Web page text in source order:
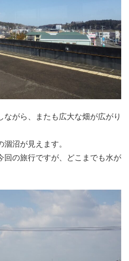
ながら、またも広大な畑が広がり
沼が見えます。
回の旅行ですが、どこまでも水が